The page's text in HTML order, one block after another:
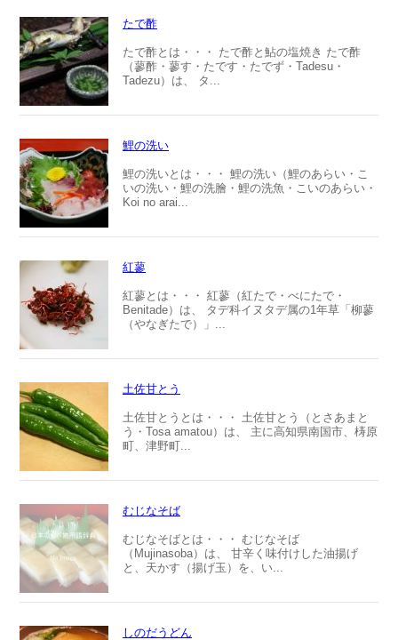
たで酢
たで酢とは・・・ たで酢と鮎の塩焼き たで酢
（蓼酢・蓼す・たです・たでず・Tadesu・
Tadezu）は、 タ...
鯉の洗い
鯉の洗いとは・・・ 鯉の洗い（鯉のあらい・こ
いの洗い・鯉の洗膾・鯉の洗魚・こいのあらい・
Koi no arai...
紅蓼
紅蓼とは・・・ 紅蓼（紅たで・べにたで・
Benitade）は、 タデ科イヌタデ属の1年草「柳蓼
（やなぎたで）」...
土佐甘とう
土佐甘とうとは・・・ 土佐甘とう（とさあまと
う・Tosa amatou）は、 主に高知県南国市、梼原
町、津野町...
むじなそば
むじなそばとは・・・ むじなそば
（Mujinasoba）は、 甘辛く味付けした油揚げ
と、天かす（揚げ玉）を、い...
しのだうどん